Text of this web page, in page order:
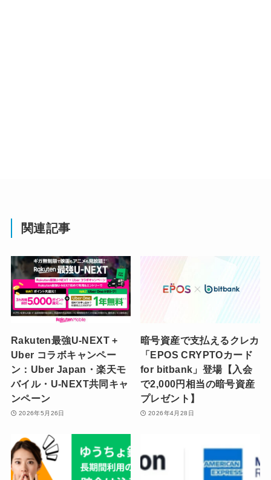
関連記事
Rakuten最強U-NEXT +
Uber コラボキャンペー
ン：Uber Japan・楽天モ
バイル・U-NEXT共同キャ
ンペーン
2026年5月26日
暗号資産で支払えるクレカ
「EPOS CRYPTOカード
for bitbank」登場【入会
で2,000円相当の暗号資産
プレゼント】
2026年4月28日